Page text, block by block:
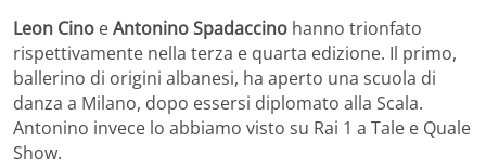
Leon Cino eAntonino Spadaccino hanno trionfato
rispettivamente nella terza e quarta edizione. Il primo,
ballerino di origini albanesi, ha aperto una scuola di
danza a Milano, dopo essersi diplomato alla Scala.
Antonino invece lo abbiamo visto su Rai 1 a Tale e Quale
Show.